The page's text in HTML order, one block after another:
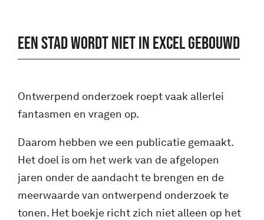
EEN STAD WORDT NIET IN EXCEL GEBOUWD
Ontwerpend onderzoek roept vaak allerlei
fantasmen en vragen op.
Daarom hebben we een publicatie gemaakt.
Het doel is om het werk van de afgelopen
jaren onder de aandacht te brengen en de
meerwaarde van ontwerpend onderzoek te
tonen. Het boekje richt zich niet alleen op het